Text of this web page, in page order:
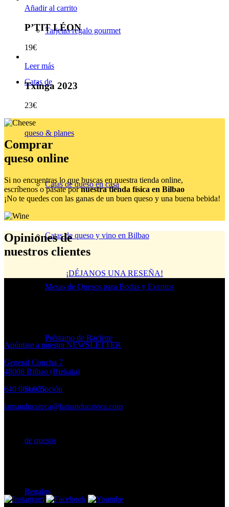
Tarjetas regalo gourmet
Catas de
queso & planes
Catas de queso en casa
Catas de queso y vino en Bilbao
Mesas de Quesos para Bodas y Eventos
Préstamo de Raclette
Suscripción
de quesos
Regalos
Añadir al carrito
P’TIT LÉON
19€
Leer más
Txinga 2023
23€
Comprar
queso online
Si no encuentras lo que buscas en nuestra tienda online,
escríbenos o pásate pornuestra tienda física en Bilbao
¡No te quedes con las ganas de un buen queso y una buena bebida!
Opiniones de
nuestros clientes
¡DÉJANOS UNA RESEÑA!
Apúntate a nuestra NEWSLETTER
General Concha 7
48008 Bilbao (Bizkaia)
640 084 075
lamanducateca@lamanducateca.com
Lunes a Viernes: